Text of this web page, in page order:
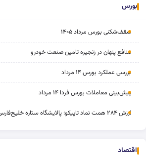
بورس
سقف‌شکنی بورس مرداد ۱۴۰۵
منافع پنهان در زنجیره تامین صنعت خودرو
بررسی عملکرد بورس ۱۴ مرداد
پیش‌بینی معاملات بورس فردا ۱۴ مرداد
ارزش ۲۸۴ همت نماد تاپیکو؛ پالایشگاه ستاره خلیج‌فارس برگ برنده پنهان
اقتصاد